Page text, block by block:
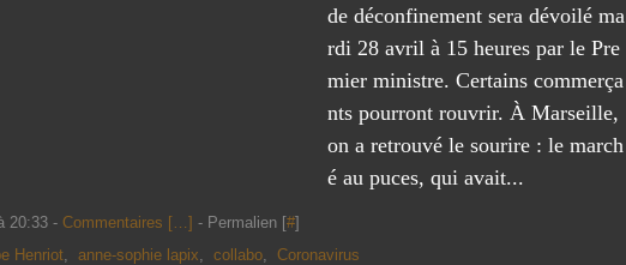
de déconfinement sera dévoilé ma
rdi 28 avril à 15 heures par le Pre
mier ministre. Certains commerça
nts pourront rouvrir. À Marseille,
on a retrouvé le sourire : le march
é au puces, qui avait...
20:33 - Commentaires […] - Permalien [#]
Henriot, anne-sophie lapix, collabo, Coronavirus